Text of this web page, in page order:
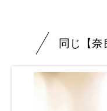
同じ【奈